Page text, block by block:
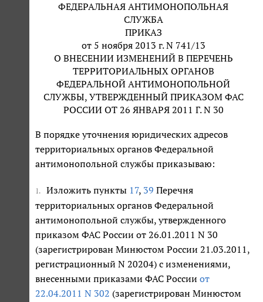
ФЕДЕРАЛЬНАЯ АНТИМОНОПОЛЬНАЯ
СЛУЖБА
ПРИКАЗ
от 5 ноября 2013 г. N 741/13
О ВНЕСЕНИИ ИЗМЕНЕНИЙ В ПЕРЕЧЕНЬ
ТЕРРИТОРИАЛЬНЫХ ОРГАНОВ
ФЕДЕРАЛЬНОЙ АНТИМОНОПОЛЬНОЙ
СЛУЖБЫ, УТВЕРЖДЕННЫЙ ПРИКАЗОМ ФАС
РОССИИ ОТ 26 ЯНВАРЯ 2011 Г. N 30
В порядке уточнения юридических адресов
территориальных органов Федеральной
антимонопольной службы приказываю:
1. Изложить пункты 17, 39 Перечня
территориальных органов Федеральной
антимонопольной службы, утвержденного
приказом ФАС России от 26.01.2011 N 30
(зарегистрирован Минюстом России 21.03.2011,
регистрационный N 20204) с изменениями,
внесенными приказами ФАС России от
22.04.2011 N 302 (зарегистрирован Минюстом